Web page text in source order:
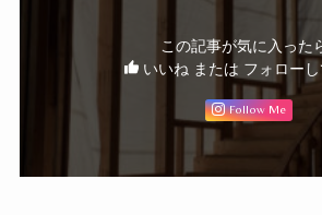
この記事が気に入った
いいね または フォローし
Follow Me